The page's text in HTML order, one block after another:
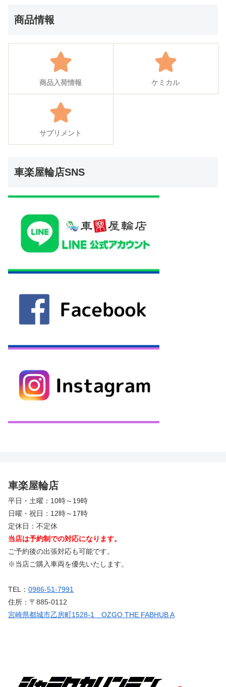
商品情報
商品入荷情報 ケミカル
サプリメント
車楽屋輪店SNS
車楽屋輪店
平日・土曜：10時～19時
日曜・祝日：12時～17時
定休日：不定休
当店は予約制での対応になります。
ご予約後の出張対応も可能です。
※当店ご購入車両を優先いたします。
TEL： 0986-51-7991
住所：〒885-0112
宮崎県都城市乙房町1528-1 OZGO THE FABHUB A